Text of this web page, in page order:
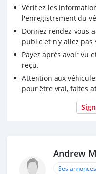
Vérifiez les
l'enregistrement du
Donnez rendez-vous
public et n'y allez pas
Payez après avoir vu
reçu.
Attention aux
pour être vrai, faites
Andrew
Ses annonces